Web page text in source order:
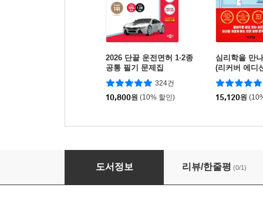
2026 단끝 운전면허 1·2종
공통 필기 문제집
324건
10,800원 (10% 할인)
심리학을 만
(리커버 에디
15,120원
2026 컬러리스트 기사 · 산업기사 필기 세트
도서정보 리뷰/한줄평 (0/1)